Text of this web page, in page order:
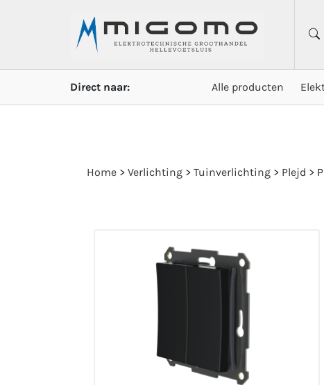
Direct naar: Alle producten
Home > Verlichting > Tuinverlichting > Plejd >